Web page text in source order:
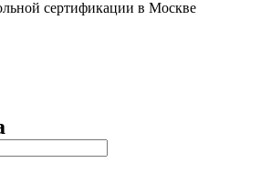
сертификации в Москве